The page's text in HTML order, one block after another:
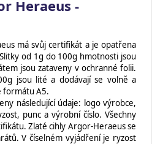
Heraeus -
má svůj certifikát a je opatřena
od 1g do 100g hmotnosti jsou
jsou zataveny v ochranné folii.
jsou lité a dodávají se volně a
formátu A5.
následující údaje: logo výrobce,
punc a výrobní číslo. Všechny
Zlaté cihly Argor-Heraeus se
V číselném vyjádření je ryzost